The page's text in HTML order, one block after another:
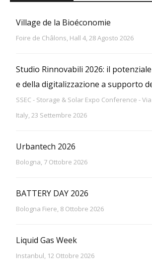
Village de la Bioéconomie
Foire de Châlons, Hall 4, 28 Agosto 2026
Studio Rinnovabili 2026: il
e della digitalizzazione a supporto
SSEC - Storage & Solar Expo Conference -
Italy, 23 Settembre 2026
Urbantech 2026
Bologna, 7 Ottobre 2026
BATTERY DAY 2026
Bologna Fiere, 8 Ottobre 2026
Liquid Gas Week
Instanbul, 12 Ottobre 2026